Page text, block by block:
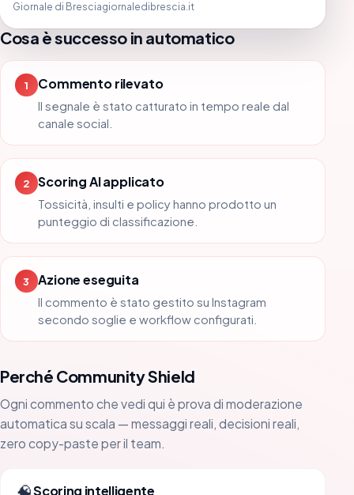
Giornale di Bresciagiornaledibrescia.it
Cosa è successo in automatico
1 Commento rilevato
Il segnale è stato catturato in tempo reale dal
canale social.
2 Scoring AI applicato
Tossicità, insulti e policy hanno prodotto un
punteggio di classificazione.
3 Azione eseguita
Il commento è stato gestito su Instagram
secondo soglie e workflow configurati.
Perché Community Shield
Ogni commento che vedi qui è prova di moderazione
automatica su scala — messaggi reali, decisioni reali,
zero copy-paste per il team.
Scoring intelligente